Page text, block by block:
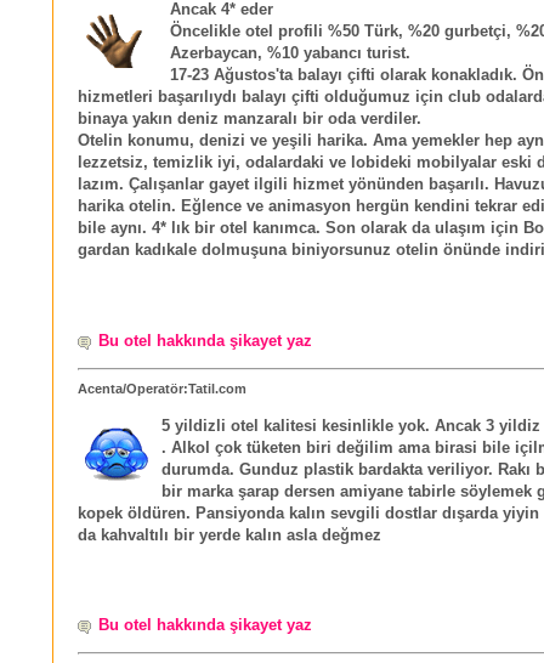
Ancak 4* eder
Öncelikle otel profili %50 Türk, %20 gurbetçi,
Azerbaycan, %10 yabancı turist.
17-23 Ağustos'ta balayı çifti olarak konakladık.
hizmetleri başarılıydı balayı çifti olduğumuz için club
binaya yakın deniz manzaralı bir oda verdiler.
Otelin konumu, denizi ve yeşili harika. Ama yemekler hep
lezzetsiz, temizlik iyi, odalardaki ve lobideki mobilyalar eski
lazım. Çalışanlar gayet ilgili hizmet yönünden başarılı.
harika otelin. Eğlence ve animasyon hergün kendini tekrar
bile aynı. 4* lık bir otel kanımca. Son olarak da ulaşım için
gardan kadıkale dolmuşuna biniyorsunuz otelin önünde
Bu otel hakkında şikayet yaz
Acenta/Operatör:Tatil.com
5 yildizli otel kalitesi kesinlikle yok. Ancak 3
. Alkol çok tüketen biri değilim ama birasi bile
durumda. Gunduz plastik bardakta veriliyor. Rakı
bir marka şarap dersen amiyane tabirle söylemek
kopek öldüren. Pansiyonda kalın sevgili dostlar dışarda
da kahvaltılı bir yerde kalın asla değmez
Bu otel hakkında şikayet yaz